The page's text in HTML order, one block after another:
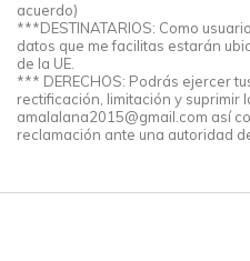
acuerdo)
***DESTINATARIOS: Como
datos que me facilitas estarán
de la UE.
*** DERECHOS: Podrás ejercer
rectificación, limitación y suprimir
amalalana2015@gmail.com así
reclamación ante una autoridad